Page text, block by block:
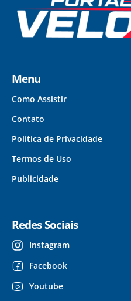
Menu
Como Assistir
Contato
Política de Privacidade
Termos de Uso
Publicidade
Redes Sociais
Instagram
Facebook
Youtube